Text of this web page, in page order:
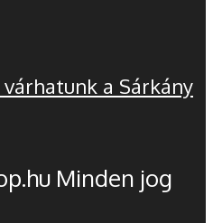
a Sárkány
Minden jog